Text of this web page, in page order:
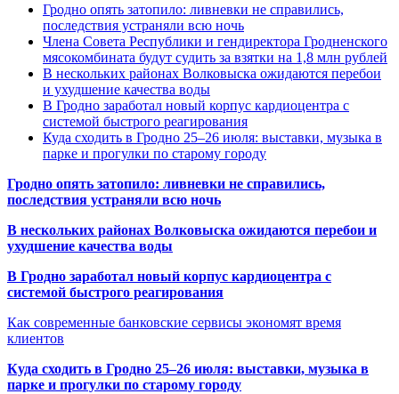
Гродно опять затопило: ливневки не справились,
последствия устраняли всю ночь
Члена Совета Республики и гендиректора Гродненского
мясокомбината будут судить за взятки на 1,8 млн рублей
В нескольких районах Волковыска ожидаются перебои
и ухудшение качества воды
В Гродно заработал новый корпус кардиоцентра с
системой быстрого реагирования
Куда сходить в Гродно 25–26 июля: выставки, музыка в
парке и прогулки по старому городу
Гродно опять затопило: ливневки не справились,
последствия устраняли всю ночь
В нескольких районах Волковыска ожидаются перебои и
ухудшение качества воды
В Гродно заработал новый корпус кардиоцентра с
системой быстрого реагирования
Как современные банковские сервисы экономят время
клиентов
Куда сходить в Гродно 25–26 июля: выставки, музыка в
парке и прогулки по старому городу